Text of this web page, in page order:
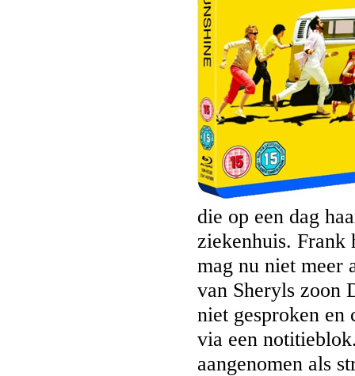
die op een dag
ziekenhuis. Frank
mag nu niet meer
van Sheryls zoon
niet gesproken
via een
aangenomen als